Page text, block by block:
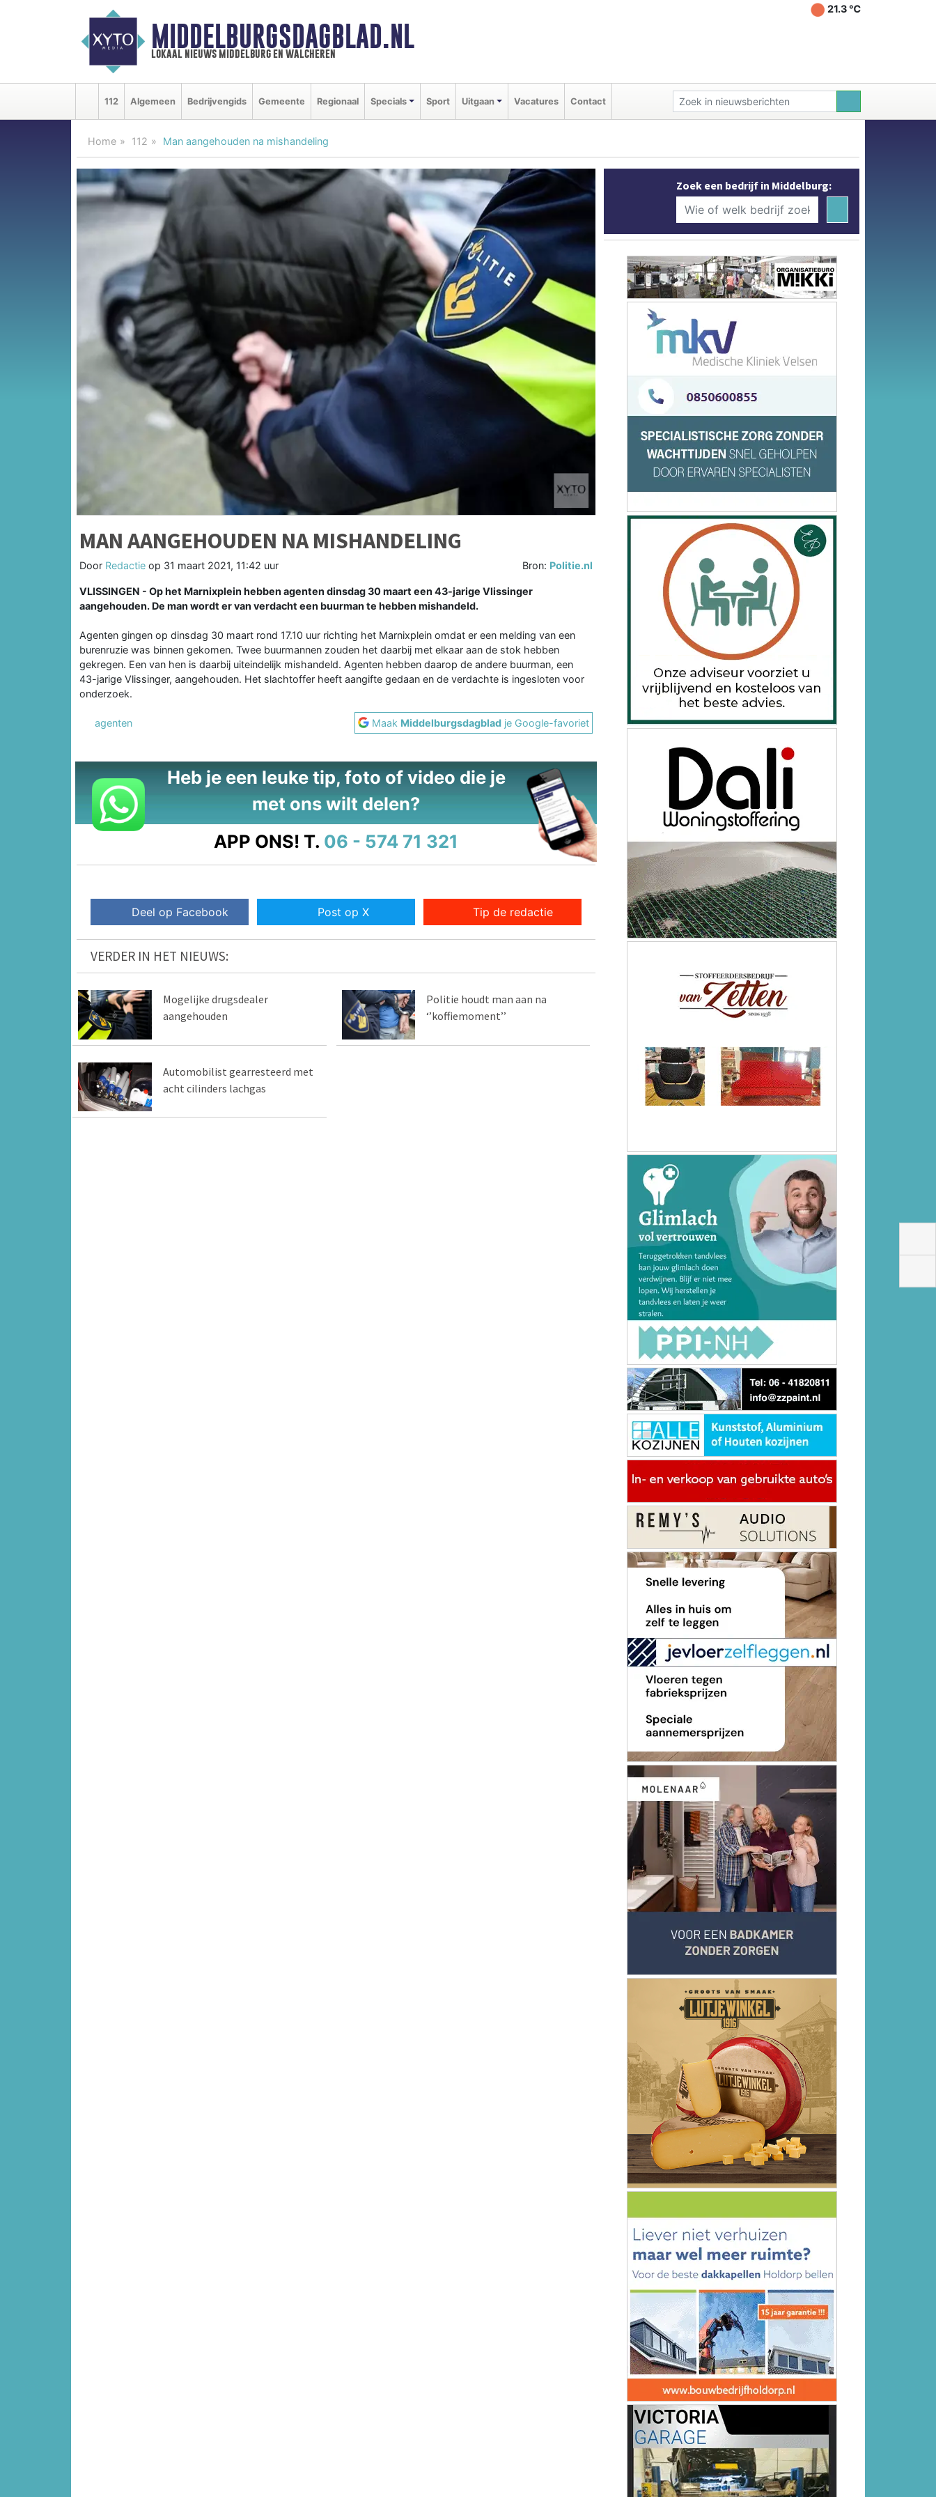
MIDDELBURGSDAGBLAD.NL
lokaal nieuws middelburg en walcheren
21.3 ℃
112 Algemeen Bedrijvengids Gemeente Regionaal Specials Sport Uitgaan Vacatures Contact
Home 112 Man aangehouden na mishandeling
MAN AANGEHOUDEN NA MISHANDELING
Door Redactie op 31 maart 2021, 11:42 uur Bron: Politie.nl
VLISSINGEN - Op het Marnixplein hebben agenten dinsdag 30 maart een 43-jarige Vlissinger
aangehouden. De man wordt er van verdacht een buurman te hebben mishandeld.
Agenten gingen op dinsdag 30 maart rond 17.10 uur richting het Marnixplein omdat er een melding van een
burenruzie was binnen gekomen. Twee buurmannen zouden het daarbij met elkaar aan de stok hebben
gekregen. Een van hen is daarbij uiteindelijk mishandeld. Agenten hebben daarop de andere buurman, een
43-jarige Vlissinger, aangehouden. Het slachtoffer heeft aangifte gedaan en de verdachte is ingesloten voor
onderzoek.
agenten Maak Middelburgsdagblad je Google-favoriet
Heb je een leuke tip, foto of video die je
met ons wilt delen?
APP ONS! T. 06 - 574 71 321
Deel op Facebook Post op X Tip de redactie
VERDER IN HET NIEUWS:
Mogelijke drugsdealer
aangehouden
Politie houdt man aan na
‘’koffiemoment’’
Automobilist gearresteerd met
acht cilinders lachgas
Zoek een bedrijf in Middelburg: